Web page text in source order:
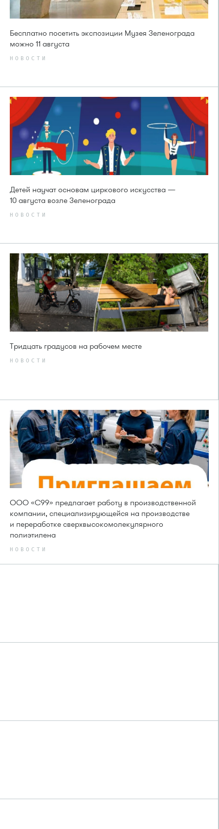
Бесплатно посетить экспозиции Музея Зеленограда
можно 11 августа
НОВОСТИ
Детей научат основам циркового искусства —
10 августа возле Зеленограда
НОВОСТИ
Тридцать градусов на рабочем месте
НОВОСТИ
ООО «С99» предлагает работу в производственной
компании, специализирующейся на производстве
и переработке сверхвысокомолекулярного
полиэтилена
НОВОСТИ